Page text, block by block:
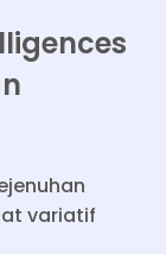
variatif